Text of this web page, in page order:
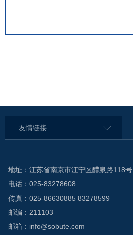
友情链接
地址：江苏省南京市江宁区醴泉路118号
电话：025-83278608
传真：025-86630885 83278599
邮编：211103
邮箱：info@sobute.com